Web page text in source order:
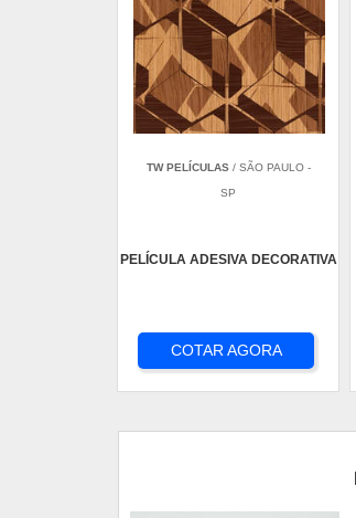
TW PELÍCULAS/ SÃO PAULO -
SP
PELÍCULA ADESIVA DECORATIVA
COTAR AGORA